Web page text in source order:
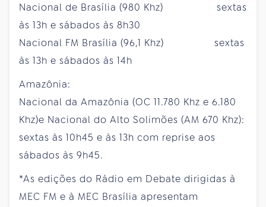
Nacional de Brasília (980 Khz) sextas
às 13h e sábados às 8h30
Nacional FM Brasília (96,1 Khz) sextas
às 13h e sábados às 14h
Amazônia:
Nacional da Amazônia (OC 11.780 Khz e 6.180
Khz)e Nacional do Alto Solimões (AM 670 Khz):
sextas às 10h45 e às 13h com reprise aos
sábados às 9h45.
*As edições do Rádio em Debate dirigidas à
MEC FM e à MEC Brasília apresentam